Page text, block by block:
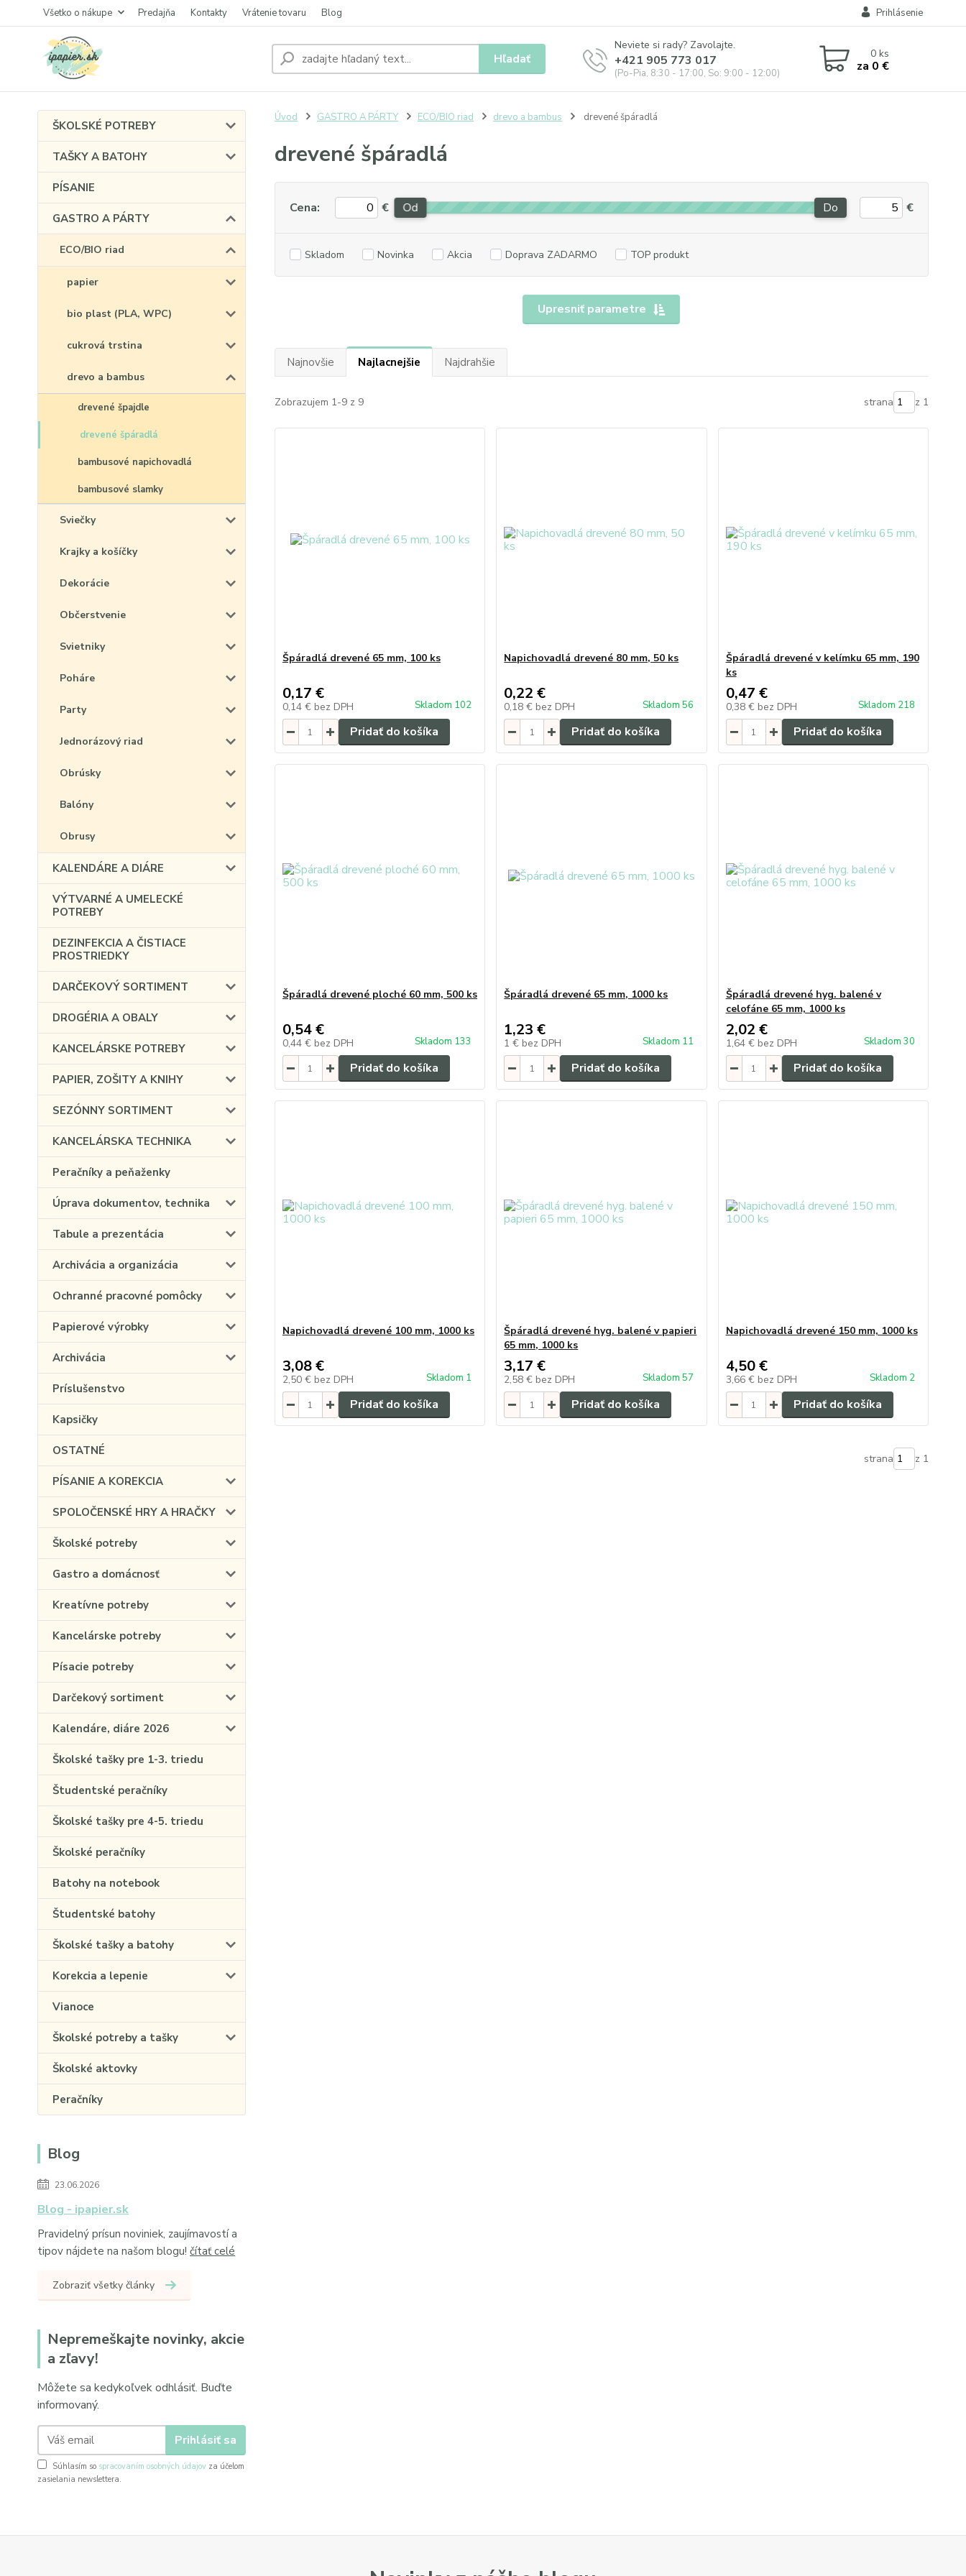
Všetko o nákupe Predajňa Kontakty Vrátenie tovaru Blog Prihlásenie
Hľadať
Neviete si rady? Zavolajte.
+421 905 773 017
(Po-Pia, 8:30 - 17:00, So: 9:00 - 12:00)
0ks
za 0 €
ŠKOLSKÉ POTREBY
TAŠKY A BATOHY
PÍSANIE
GASTRO A PÁRTY
ECO/BIO riad
papier
bio plast (PLA, WPC)
cukrová trstina
drevo a bambus
drevené špajdle
drevené špáradlá
bambusové napichovadlá
bambusové slamky
Sviečky
Krajky a košíčky
Dekorácie
Občerstvenie
Svietniky
Poháre
Party
Jednorázový riad
Obrúsky
Balóny
Obrusy
KALENDÁRE A DIÁRE
VÝTVARNÉ A UMELECKÉ
POTREBY
DEZINFEKCIA A ČISTIACE
PROSTRIEDKY
DARČEKOVÝ SORTIMENT
DROGÉRIA A OBALY
KANCELÁRSKE POTREBY
PAPIER, ZOŠITY A KNIHY
SEZÓNNY SORTIMENT
KANCELÁRSKA TECHNIKA
Peračníky a peňaženky
Úprava dokumentov, technika
Tabule a prezentácia
Archivácia a organizácia
Ochranné pracovné pomôcky
Papierové výrobky
Archivácia
Príslušenstvo
Kapsičky
OSTATNÉ
PÍSANIE A KOREKCIA
SPOLOČENSKÉ HRY A HRAČKY
Školské potreby
Gastro a domácnosť
Kreatívne potreby
Kancelárske potreby
Písacie potreby
Darčekový sortiment
Kalendáre, diáre 2026
Školské tašky pre 1-3. triedu
Študentské peračníky
Školské tašky pre 4-5. triedu
Školské peračníky
Batohy na notebook
Študentské batohy
Školské tašky a batohy
Korekcia a lepenie
Vianoce
Školské potreby a tašky
Školské aktovky
Peračníky
Blog
23.06.2026
Blog - ipapier.sk
Pravidelný prísun noviniek, zaujímavostí a
tipov nájdete na našom blogu! čítať celé
Zobraziť všetky články
Nepremeškajte novinky, akcie
a zľavy!
Môžete sa kedykoľvek odhlásiť. Buďte
informovaný.
Prihlásiť sa
Súhlasím so spracovaním osobných údajov za účelom
zasielania newslettera.
Úvod GASTRO A PÁRTY ECO/BIO riad drevo a bambus drevené špáradlá
drevené špáradlá
Upresniť parametre
Cena: € Od Do €
Skladom Novinka Akcia Doprava ZADARMO TOP produkt
Najnovšie Najlacnejšie Najdrahšie
Zobrazujem 1-9 z 9 strana z 1
Špáradlá drevené 65 mm, 100 ks
0,17 €
0,14 € bez DPH Skladom 102
Pridať do košíka
Napichovadlá drevené 80 mm, 50 ks
0,22 €
0,18 € bez DPH Skladom 56
Pridať do košíka
Špáradlá drevené v kelímku 65 mm, 190
ks
0,47 €
0,38 € bez DPH Skladom 218
Pridať do košíka
Špáradlá drevené ploché 60 mm, 500 ks
0,54 €
0,44 € bez DPH Skladom 133
Pridať do košíka
Špáradlá drevené 65 mm, 1000 ks
1,23 €
1 € bez DPH Skladom 11
Pridať do košíka
Špáradlá drevené hyg. balené v
celofáne 65 mm, 1000 ks
2,02 €
1,64 € bez DPH Skladom 30
Pridať do košíka
Napichovadlá drevené 100 mm, 1000 ks
3,08 €
2,50 € bez DPH Skladom 1
Pridať do košíka
Špáradlá drevené hyg. balené v papieri
65 mm, 1000 ks
3,17 €
2,58 € bez DPH Skladom 57
Pridať do košíka
Napichovadlá drevené 150 mm, 1000 ks
4,50 €
3,66 € bez DPH Skladom 2
Pridať do košíka
strana z 1